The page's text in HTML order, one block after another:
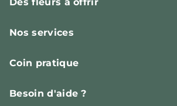
Nos services
Coin pratique
Besoin d'aide ?